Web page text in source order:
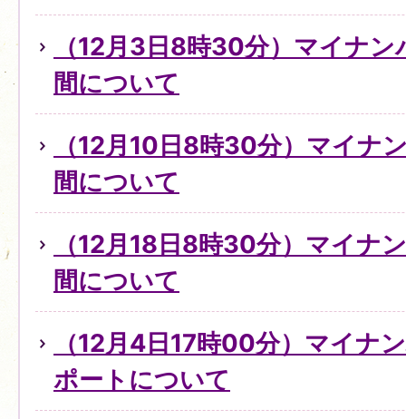
（12月3日8時30分）マイナ
間について
（12月10日8時30分）マイナ
間について
（12月18日8時30分）マイナ
間について
（12月4日17時00分）マイナ
ポートについて